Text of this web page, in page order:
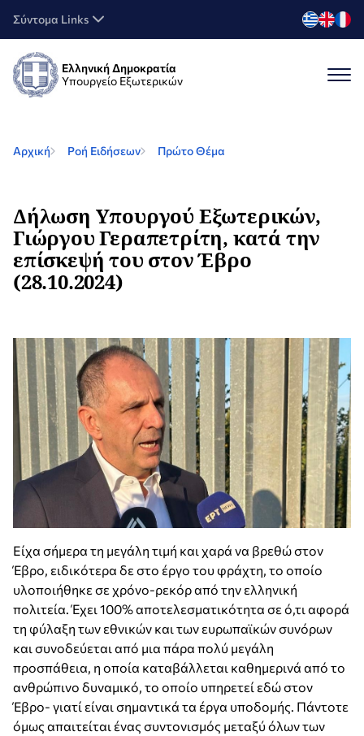
Σύντομα Links
Ελληνική Δημοκρατία
Υπουργείο Εξωτερικών
Αρχική Ροή Ειδήσεων Πρώτο Θέμα
Δήλωση Υπουργού Εξωτερικών,
Γιώργου Γεραπετρίτη, κατά την
επίσκεψή του στον Έβρο
(28.10.2024)
Είχα σήμερα τη μεγάλη τιμή και χαρά να βρεθώ στον
Έβρο, ειδικότερα δε στο έργο του φράχτη, το οποίο
υλοποιήθηκε σε χρόνο-ρεκόρ από την ελληνική
πολιτεία. Έχει 100% αποτελεσματικότητα σε ό,τι αφορά
τη φύλαξη των εθνικών και των ευρωπαϊκών συνόρων
και συνοδεύεται από μια πάρα πολύ μεγάλη
προσπάθεια, η οποία καταβάλλεται καθημερινά από το
ανθρώπινο δυναμικό, το οποίο υπηρετεί εδώ στον
Έβρο- γιατί είναι σημαντικά τα έργα υποδομής. Πάντοτε
όμως απαιτείται ένας συντονισμός μεταξύ όλων των